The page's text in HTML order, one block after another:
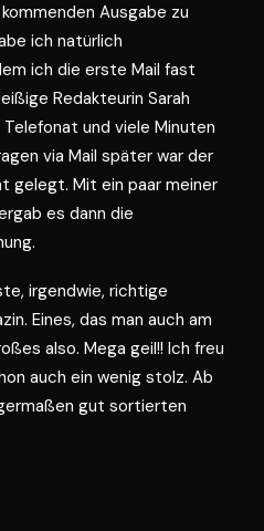
Ausgabe zu
ich natürlich
ich die erste Mail fast
Redakteurin Sarah
und viele Minuten
via Mail später war der
gelegt. Mit ein paar meiner
es dann die
irgendwie, richtige
Eines, das man auch am
also. Mega geil!! Ich freu
auch ein wenig stolz. Ab
gut sortierten